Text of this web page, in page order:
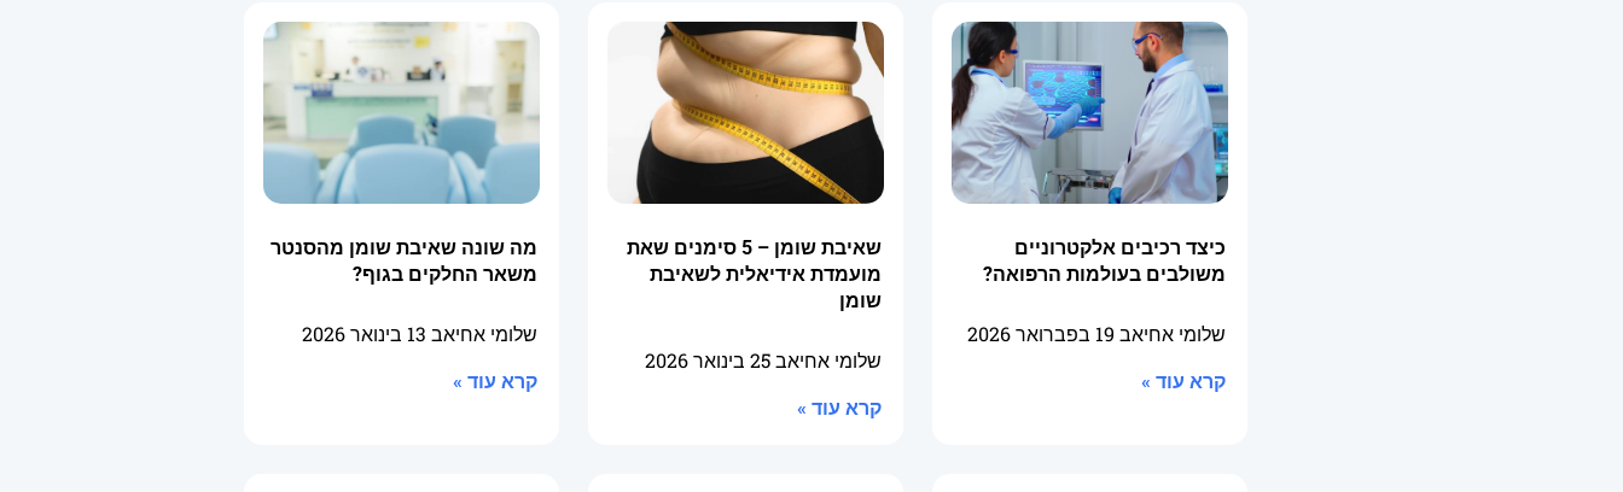
כיצד רכיבים אלקטרוניים
משולבים בעולמות הרפואה?
שלומי אחיאב 19 בפברואר 2026
קרא עוד »
שאיבת שומן – 5 סימנים שאת
מועמדת אידיאלית לשאיבת
שומן
שלומי אחיאב25 בינואר 2026
קרא עוד »
מה שונה שאיבת שומן מהסנטר
משאר החלקים בגוף?
שלומי אחיאב 13 בינואר 2026
קרא עוד »